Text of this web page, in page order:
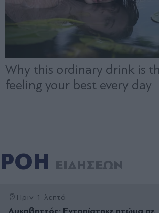
ΡΟΗ ΕΙΔΗΣΕΩΝ
Πριν 1 λεπτά